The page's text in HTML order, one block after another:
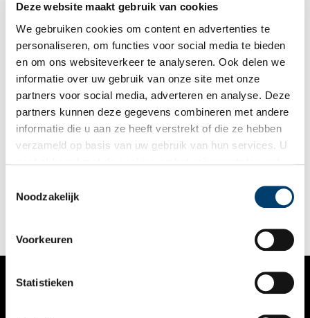
Deze website maakt gebruik van cookies
We gebruiken cookies om content en advertenties te
personaliseren, om functies voor social media te bieden
en om ons websiteverkeer te analyseren. Ook delen we
informatie over uw gebruik van onze site met onze
partners voor social media, adverteren en analyse. Deze
partners kunnen deze gegevens combineren met andere
informatie die u aan ze heeft verstrekt of die ze hebben
verzameld op basis van uw gebruik van hun services. U
Noodzakelijk
Voorkeuren
Statistieken
Fort bij Waver-Amstel
Fort bij Waver-Amstel ligt bij Waverveen, op de plek waar de
Amstel en de veenrivier de Oude Waver samenkomen. Het fort